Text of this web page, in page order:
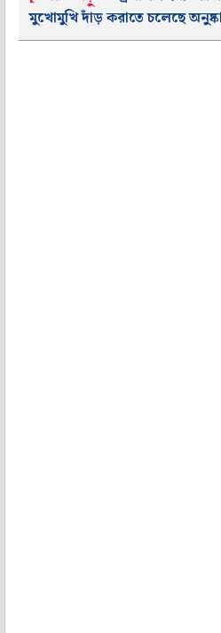
মুখোমুখি দাঁড় করাতে চলেছে